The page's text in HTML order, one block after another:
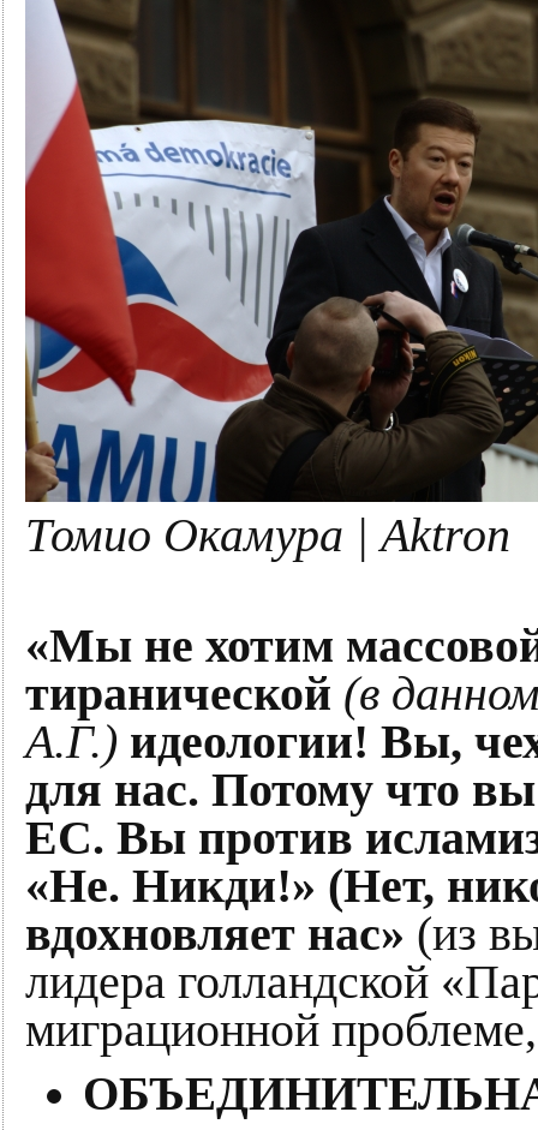
Томио Окамура | Aktron
«Мы не хотим
тиранической (в
А.Г.) идеологии! Вы,
для нас. Потому что
ЕС. Вы против
«Не. Никди!» (Нет,
вдохновляет нас» (из
лидера голландской
миграционной